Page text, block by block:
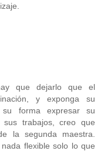
que dejarlo que el
y exponga su
forma expresar su
trabajos, creo que
la segunda maestra.
flexible solo lo que